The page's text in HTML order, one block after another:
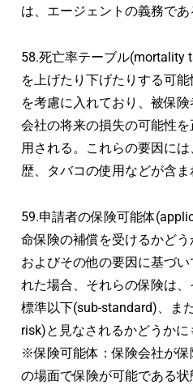
は、エージェントの義務であ
58.死亡率テーブル(mortality
を上げたり下げたりする可
を考慮に入れており、被保
会社の将来の損失の可能性
用される。これらの要因に
歴、タバコの使用などが含ま
59.申請者の保険可能体
命保険の補償を受けるかど
およびその他の要因に基づ
れた場合、それらの保険は、
標準以下(sub-standard)、ま
risk)と見なされるかどうかに
※保険可能体：保険会社が
の場面で保険が可能である状